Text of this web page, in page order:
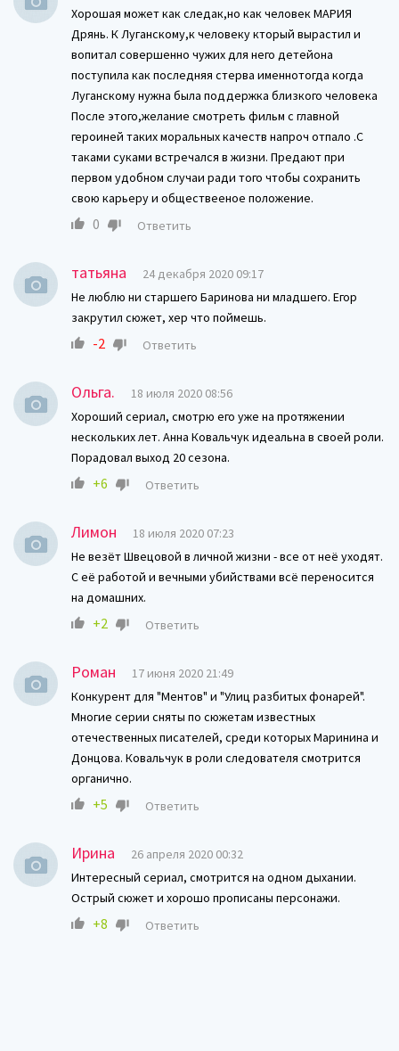
Хорошая может как следак,но как человек МАРИЯ
Дрянь. К Луганскому,к человеку кторый вырастил и
вопитал совершенно чужих для него детейона
поступила как последняя стерва именнотогда когда
Луганскому нужна была поддержка близкого человека
После этого,желание смотреть фильм с главной
героиней таких моральных качеств напроч отпало .С
таками суками встречался в жизни. Предают при
первом удобном случаи ради того чтобы сохранить
свою карьеру и обществееное положение.
0 Ответить
татьяна
24 декабря 2020 09:17
Не люблю ни старшего Баринова ни младшего. Егор
закрутил сюжет, хер что поймешь.
-2 Ответить
Ольга.
18 июля 2020 08:56
Хороший сериал, смотрю его уже на протяжении
нескольких лет. Анна Ковальчук идеальна в своей роли.
Порадовал выход 20 сезона.
+6 Ответить
Лимон
18 июля 2020 07:23
Не везёт Швецовой в личной жизни - все от неё уходят.
С её работой и вечными убийствами всё переносится
на домашних.
+2 Ответить
Роман
17 июня 2020 21:49
Конкурент для "Ментов" и "Улиц разбитых фонарей".
Многие серии сняты по сюжетам известных
отечественных писателей, среди которых Маринина и
Донцова. Ковальчук в роли следователя смотрится
органично.
+5 Ответить
Ирина
26 апреля 2020 00:32
Интересный сериал, смотрится на одном дыхании.
Острый сюжет и хорошо прописаны персонажи.
+8 Ответить